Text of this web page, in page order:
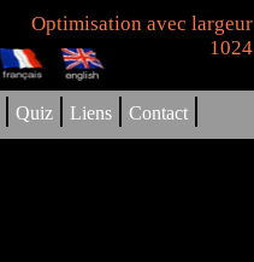
Optimisation avec largeur
1024
| Quiz | Liens | Contact |